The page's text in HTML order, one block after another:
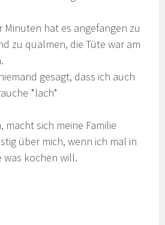
Minuten hat es angefangen zu
zu qualmen, die Tüte war am
gesagt, dass ich auch
*lach*
macht sich meine Familie
über mich, wenn ich mal in
was kochen will.